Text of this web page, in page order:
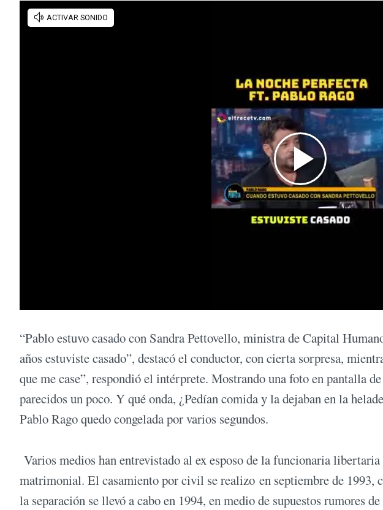
“Pablo estuvo casado con Sandra Pettovello, ministra de Capital
años estuviste casado”, destacó el conductor, con cierta sorpresa,
que me case”, respondió el intérprete. Mostrando una foto en pantalla
parecidos un poco. Y qué onda, ¿Pedían comida y la dejaban en la
Pablo Rago quedo congelada por varios segundos.
Varios medios han entrevistado al ex esposo de la funcionaria
matrimonial. El casamiento por civil se realizo en septiembre de 1993,
la separación se llevó a cabo en 1994, en medio de supuestos rumores